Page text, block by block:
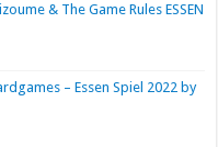
& The Game Rules ESSEN
– Essen Spiel 2022 by